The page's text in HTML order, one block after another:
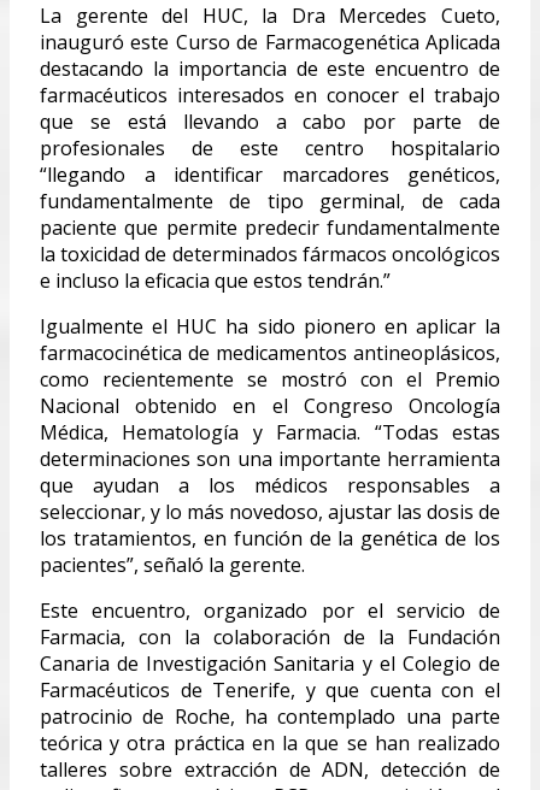
La gerente del HUC, la Dra Mercedes Cueto,
inauguró este Curso de Farmacogenética Aplicada
destacando la importancia de este encuentro de
farmacéuticos interesados en conocer el trabajo
que se está llevando a cabo por parte de
profesionales de este centro hospitalario
“llegando a identificar marcadores genéticos,
fundamentalmente de tipo germinal, de cada
paciente que permite predecir fundamentalmente
la toxicidad de determinados fármacos oncológicos
e incluso la eficacia que estos tendrán.”
Igualmente el HUC ha sido pionero en aplicar la
farmacocinética de medicamentos antineoplásicos,
como recientemente se mostró con el Premio
Nacional obtenido en el Congreso Oncología
Médica, Hematología y Farmacia. “Todas estas
determinaciones son una importante herramienta
que ayudan a los médicos responsables a
seleccionar, y lo más novedoso, ajustar las dosis de
los tratamientos, en función de la genética de los
pacientes”, señaló la gerente.
Este encuentro, organizado por el servicio de
Farmacia, con la colaboración de la Fundación
Canaria de Investigación Sanitaria y el Colegio de
Farmacéuticos de Tenerife, y que cuenta con el
patrocinio de Roche, ha contemplado una parte
teórica y otra práctica en la que se han realizado
talleres sobre extracción de ADN, detección de